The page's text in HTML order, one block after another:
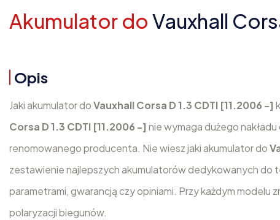
Akumulator do Vauxhall
Opis
Jaki akumulator doVauxhall Corsa D 1.3 CDTI [11.2006 -]
Corsa D 1.3 CDTI [11.2006 -] nie wymaga dużego
renomowanego producenta. Nie wiesz jaki akumulator do
zestawienie najlepszych akumulatorów dedykowanych do
parametrami, gwarancją czy opiniami. Przy każdym modelu
polaryzacji biegunów.